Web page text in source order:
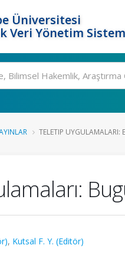
Üniversitesi
Veri Yönetim
TELETIP UYGULAMALARI:
, Kutsal F. Y. (Editör)